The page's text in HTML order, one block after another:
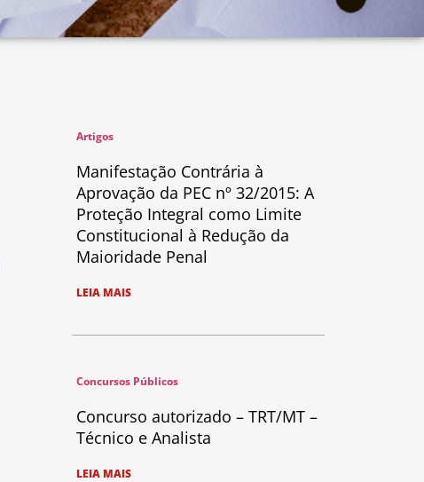
Artigos
Manifestação Contrária à
Aprovação da PEC nº 32/2015: A
Proteção Integral como Limite
Constitucional à Redução da
Maioridade Penal
LEIA MAIS
Concursos Públicos
Concurso autorizado – TRT/MT –
Técnico e Analista
LEIA MAIS